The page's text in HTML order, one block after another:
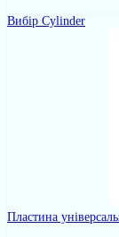
Вибір Cylinder
Пластина